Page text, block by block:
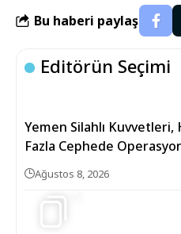
Bu haberi paylaş
Editörün Seçimi
Yemen Silahlı Kuvvetleri,
Fazla Cephede
Ağustos 8, 2026